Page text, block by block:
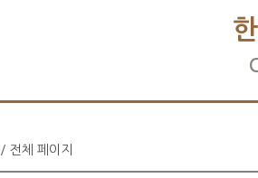
/ 전체 페이지